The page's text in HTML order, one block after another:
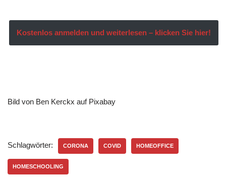
Kostenlos anmelden und weiterlesen – klicken Sie hier!
Bild von Ben Kerckx auf Pixabay
Schlagwörter: CORONA COVID HOMEOFFICE
HOMESCHOOLING